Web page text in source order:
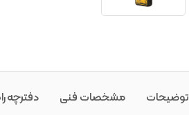
توضیحات مشخصات فنی دفترچه